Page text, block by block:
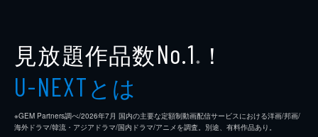
見放題作品数No.1 ※ ！
U-NEXTとは
※GEM Partners調べ/2026年7⽉ 国内の主要な定額制動画配信サービスにおける洋画/邦画/
海外ドラマ/韓流・アジアドラマ/国内ドラマ/アニメを調査。別途、有料作品あり。